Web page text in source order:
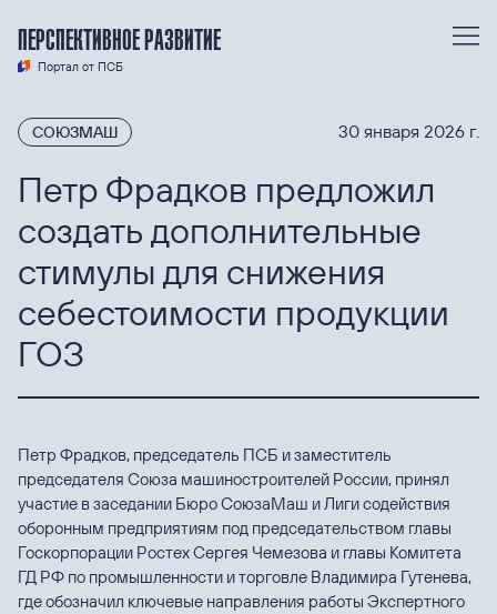
ПЕРСПЕКТИВНОЕ РАЗВИТИЕ
Портал от ПСБ
СОЮЗМАШ 30 января 2026 г.
Петр Фрадков предложил
создать дополнительные
стимулы для снижения
себестоимости продукции
ГОЗ
Петр Фрадков, председатель ПСБ и заместитель
председателя Союза машиностроителей России, принял
участие в заседании Бюро СоюзаМаш и Лиги содействия
оборонным предприятиям под председательством главы
Госкорпорации Ростех Сергея Чемезова и главы Комитета
ГД РФ по промышленности и торговле Владимира Гутенева,
где обозначил ключевые направления работы Экспертного